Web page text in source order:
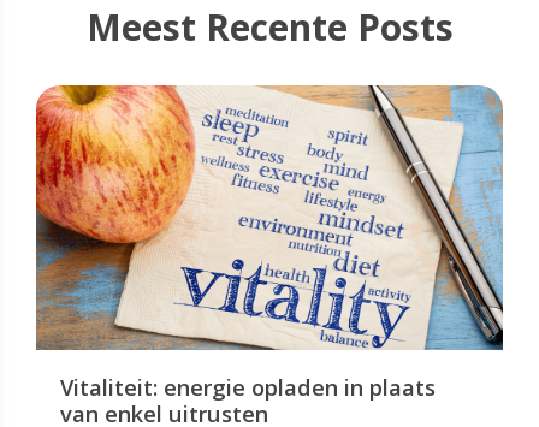
Meest Recente Posts
Vitaliteit: energie opladen in plaats
van enkel uitrusten